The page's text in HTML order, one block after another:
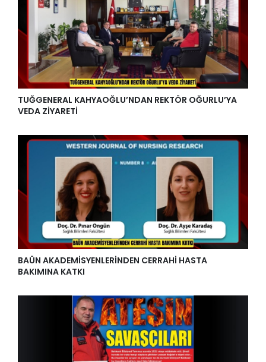
TUĞGENERAL KAHYAOĞLU’NDAN REKTÖR OĞURLU’YA
VEDA ZİYARETİ
BAÜN AKADEMİSYENLERİNDEN CERRAHİ HASTA
BAKIMINA KATKI